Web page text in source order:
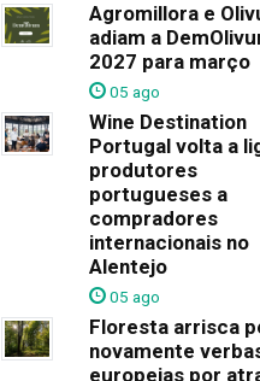
Agromillora e
adiam a
2027 para março
05 ago
Wine Destination
Portugal volta a
produtores
portugueses a
compradores
internacionais no
Alentejo
05 ago
Floresta arrisca
novamente
europeias por